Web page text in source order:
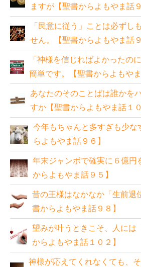
ますが【聖書からよもやま話９
「民意に従う」ことは必ずし
せん。【聖書からよもやま話９
「神様を信じればよかったの
簡単です。【聖書からよもやま
あなたのそのことばは誰かを
すか【聖書からよもやま話１０
今年もちゃんと多すぎも少な
らよもやま話９６】
年末ジャンボで確実に６億円
からよもやま話９５】
昔の王様はなかなか「生前退
書からよもやま話９８】
望みが叶うときこそ、人には
からよもやま話１０２】
神様が応えてくれなくても、